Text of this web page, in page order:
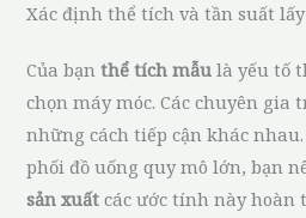
Xác định thể tích và tần suất
Của bạnthể tích mẫu là yếu tố
chọn máy móc. Các chuyên gia
những cách tiếp cận khác
phối đồ uống quy mô lớn, bạn
sản xuất các ước tính này